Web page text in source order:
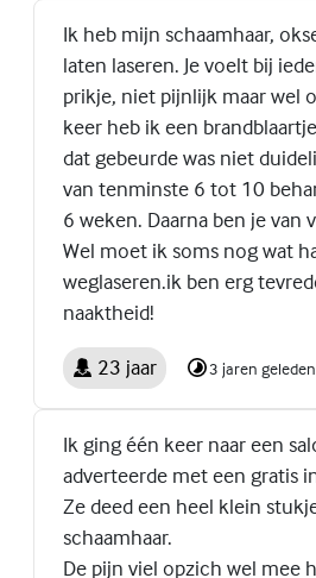
Ik heb mijn schaamhaar,
laten laseren. Je voelt bij
prikje, niet pijnlijk maar wel
keer heb ik een
dat gebeurde was niet
van tenminste 6 tot 10
6 weken. Daarna ben je van
Wel moet ik soms nog wat
weglaseren.ik ben erg
naaktheid!
23 jaar 3 jaren geleden
Ik ging één keer naar een
adverteerde met een gratis
Ze deed een heel klein
schaamhaar.
De pijn viel opzich wel mee